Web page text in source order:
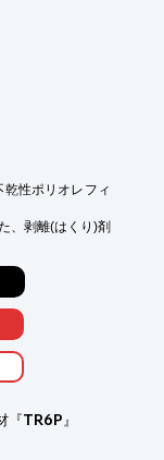
乾性ポリオレフィ
、剥離(はくり)剤
路口に、再度ケ
ことが可能な、
リング剤や粘着
イティ」にご使
『TR6P』